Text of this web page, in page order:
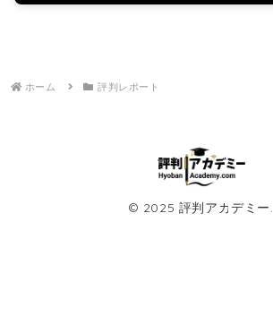
ホーム 評判レポート
© 2025 評判アカデミー.